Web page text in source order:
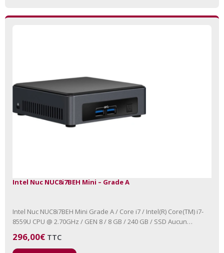
Intel Nuc NUC8i7BEH Mini – Grade A
Intel Nuc NUC8i7BEH Mini Grade A / Core i7 / Intel(R) Core(TM) i7-
8559U CPU @ 2.70GHz / GEN 8 / 8 GB / 240 GB / SSD Aucun
296,00€ TTC